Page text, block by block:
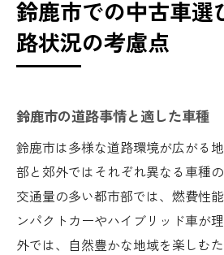
鈴鹿市での中古車選
路状況の考慮点
鈴鹿市の道路事情と適した車種
鈴鹿市は多様な道路環境が広がる
部と郊外ではそれぞれ異なる車種
交通量の多い都市部では、燃費性
ンパクトカーやハイブリッド車が
外では、自然豊かな地域を楽しむ